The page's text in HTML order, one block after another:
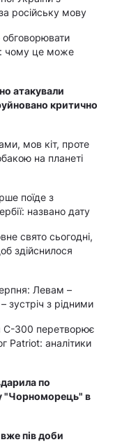
російську мову
обговорювати
чому це може
атакували
критично
мов кіт, проте
на планеті
поїде з
названо дату
свято сьогодні,
здійснилося
Левам –
зустріч з рідними
С-300 перетворює
Patriot: аналітики
по
"Чорноморець" в
пів доби